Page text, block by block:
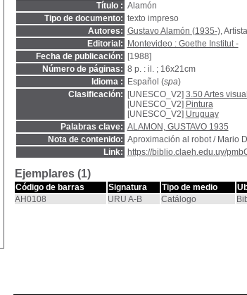
Título : Alamón
Tipo de documento: texto impreso
Autores: Gustavo Alamón (1935-), Artista
Editorial:
Montevideo : Goethe Institut -
Fecha de publicación:
[1988]
Número de páginas: 8 p. : il. ; 16x21cm
Idioma :
Español (spa)
Clasificación:
[UNESCO_V2] 3.50 Artes
[UNESCO_V2] Pintura
[UNESCO_V2] Uruguay
Palabras clave: ALAMON, GUSTAVO 1935
Nota de contenido: Aproximación al robot / Mario
Link:
https://biblio.claeh.edu.uy/
Ejemplares (1)
Código de barras Signatura Tipo de medio
AH0108
URU A-B Catálogo